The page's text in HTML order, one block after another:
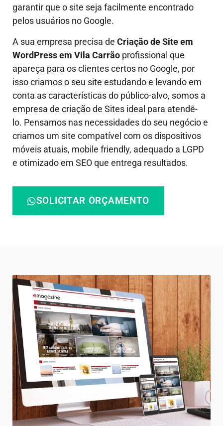
garantir que o site seja facilmente encontrado
pelos usuários no Google.
A sua empresa precisa de Criação de Site em
WordPress em Vila Carrão profissional que
apareça para os clientes certos no Google, por
isso criamos o seu site estudando e levando em
conta as características do público-alvo, somos a
empresa de criação de Sites ideal para atendê-
lo. Pensamos nas necessidades do seu negócio e
criamos um site compatível com os dispositivos
móveis atuais, mobile friendly, adequado a LGPD
e otimizado em SEO que entrega resultados.
SOLICITAR ORÇAMENTO